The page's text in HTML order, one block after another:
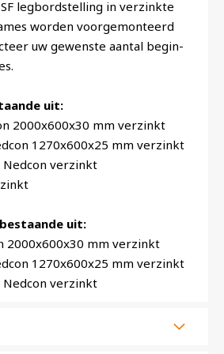
legbordstelling in verzinkte
worden voorgemonteerd
uw gewenste aantal begin-
uit:
2000x600x30 mm verzinkt
1270x600x25 mm verzinkt
verzinkt
uit:
2000x600x30 mm verzinkt
1270x600x25 mm verzinkt
verzinkt